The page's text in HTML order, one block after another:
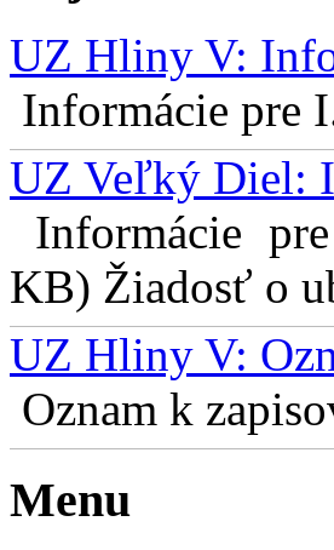
UZ Hliny V:
Informácie pre
UZ Veľký Diel:
Informácie
KB) Žiadosť o
UZ Hliny V:
Oznam k
Menu